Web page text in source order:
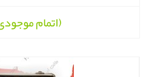
(اتمام